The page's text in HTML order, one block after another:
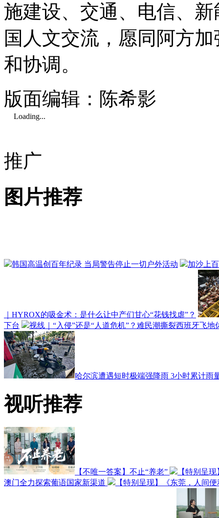
施建设、交通、电信、
国人文交流，愿同阿方
和协调。
版面编辑：陈希影
Loading...
推广
图片推荐
韩国高温创百年纪录 当局警告停止一切户外活动 加沙上
｜HYROX的吸金术：是什么让中产们甘心“花钱找虐”？
下台
视线｜“入侵”还是“人道危机”？难民潮撕裂西班牙飞地
哈尔滨遭遇短时极端强降雨 3小时累计雨
视听推荐
【不唯一答案】不止“养老”
【特别呈
澳门全力探索葡语国家新渠道
【特别呈现】《东莞，人间